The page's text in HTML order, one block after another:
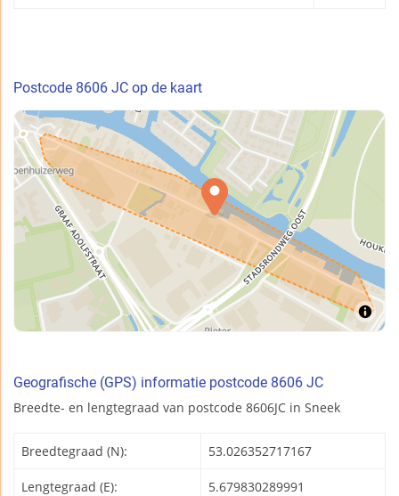
Postcode 8606 JC op de kaart
Geografische (GPS) informatie postcode 8606 JC
Breedte- en lengtegraad van postcode 8606JC in Sneek
Breedtegraad (N): 53.026352717167
Lengtegraad (E): 5.679830289991